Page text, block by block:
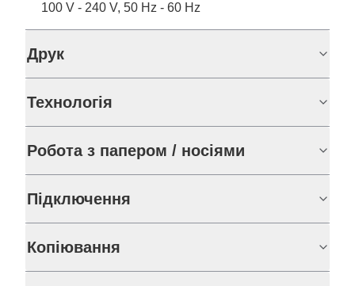
100 V - 240 V, 50 Hz - 60 Hz
Друк
Технологія
Робота з папером / носіями
Підключення
Копіювання